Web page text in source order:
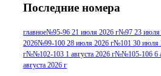
июля 2017 г(11)№96 9
г(13) №96 28 июля 2015 г
июля 2014 г(10)
2016 г(13)
Последние номера
главное№95-96 21 июля 2026 г№97 23 июля
2026№99-100 28 июля 2026 г№101 30 июля
г№№102-103 1 августа 2026 г№№105-106 6
августа 2026 г